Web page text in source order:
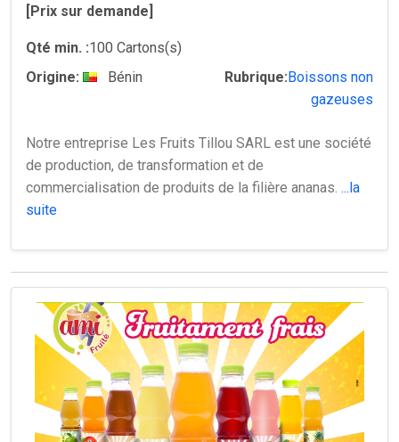
[Prix sur demande]
Qté min. :100 Cartons(s)
Origine:
Bénin Rubrique: Boissons non
gazeuses
Notre entreprise Les Fruits Tillou SARL est une société
de production, de transformation et de
commercialisation de produits de la filière ananas. ...la
suite